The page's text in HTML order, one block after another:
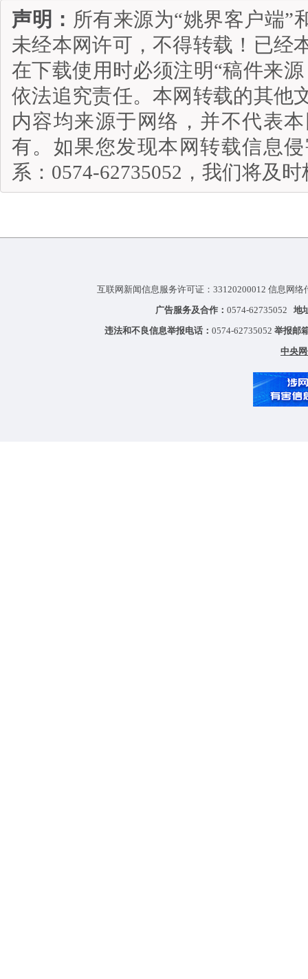
声明： 所有来源为“姚界客户端”
未经本网许可，不得转载！已经
在下载使用时必须注明“稿件来
依法追究责任。本网转载的其他
内容均来源于网络，并不代表
有。如果您发现本网转载信息
系：0574-62735052，我们将及
互联网新闻信息服务许可证：33120200012 信息网
广告服务及合作： 0574-62735052 地
违法和不良信息举报电话： 0574-62735052 举报邮
中央